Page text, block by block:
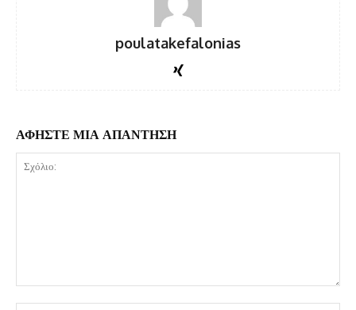
poulatakefalonias
ΑΦΗΣΤΕ ΜΙΑ ΑΠΑΝΤΗΣΗ